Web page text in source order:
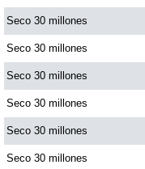
Motilon Tarde
Motilon Noche
Paisita Día
Seco 30 millones
Seco 30 millones
Seco 30 millones
Seco 30 millones
Seco 30 millones
Seco 30 millones